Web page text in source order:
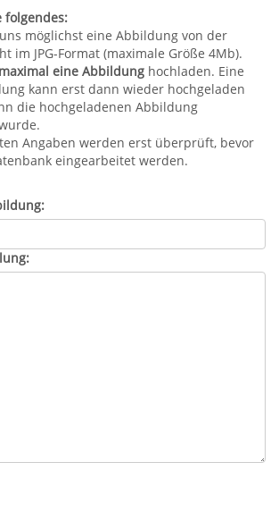
folgendes:
möglichst eine Abbildung von der
im JPG-Format (maximale Größe 4Mb).
maximal eine Abbildung hochladen. Eine
kann erst dann wieder hochgeladen
die hochgeladenen Abbildung
Angaben werden erst überprüft, bevor
eingearbeitet werden.